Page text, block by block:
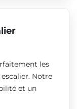
les
Notre
et un